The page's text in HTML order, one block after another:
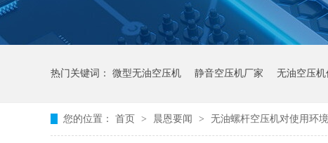
热门关键词： 微型无油空压机 静音空压机厂家 无油空压机
您的位置： 首页 > 晨恩要闻 > 无油螺杆空压机对使用环